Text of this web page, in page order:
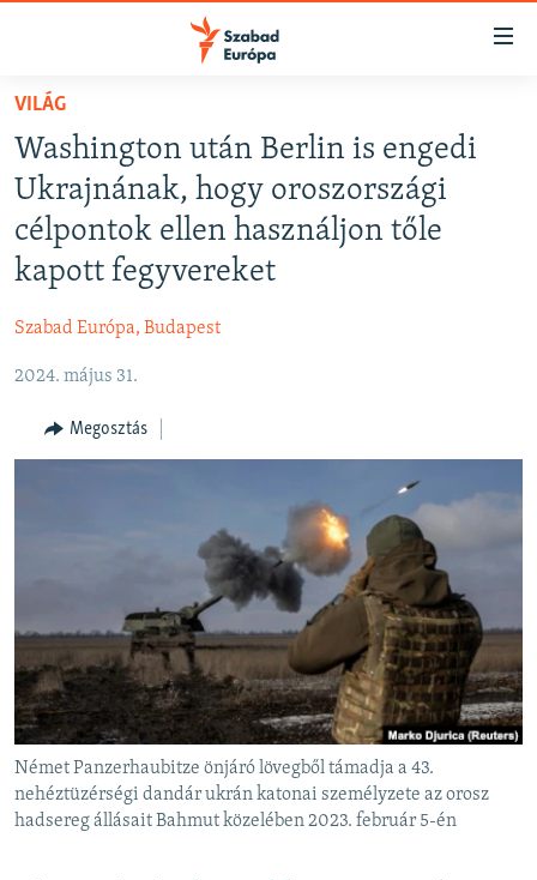
Akadálymentes
Ugrás
oldalra
Ugrás
tartalomjegyzékre
keresésre
NAPIRENDEN
AKTUÁLIS
PODCASTOK
VIDEÓK
SZABADON
TÁRSADALOM
KLÍMAVÁLTOZÁS
A MÚLT TANULSÁGAI
VILÁG
Washington után Berlin is engedi
Ukrajnának, hogy oroszországi
célpontok ellen használjon tőle
kapott fegyvereket
Szabad Európa, Budapest
2024. május 31.
Megosztás
Német Panzerhaubitze önjáró lövegből támadja a 43.
nehéztüzérségi dandár ukrán katonai személyzete az orosz
hadsereg állásait Bahmut közelében 2023. február 5-én
FELIRATKOZÁS